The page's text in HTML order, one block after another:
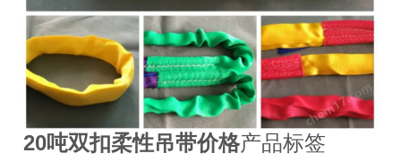
20吨双扣柔性吊带价格产品标签